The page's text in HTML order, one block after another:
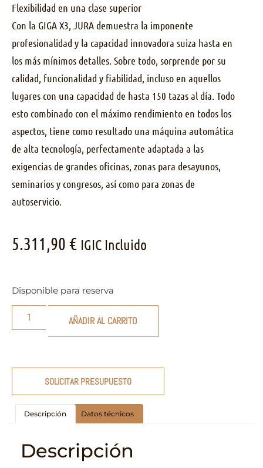
Flexibilidad en una clase superior
Con la GIGA X3, JURA demuestra la imponente
profesionalidad y la capacidad innovadora suiza hasta en
los más mínimos detalles. Sobre todo, sorprende por su
calidad, funcionalidad y fiabilidad, incluso en aquellos
lugares con una capacidad de hasta 150 tazas al día. Todo
esto combinado con el máximo rendimiento en todos los
aspectos, tiene como resultado una máquina automática
de alta tecnología, perfectamente adaptada a las
exigencias de grandes oficinas, zonas para desayunos,
seminarios y congresos, así como para zonas de
autoservicio.
5.311,90€ IGIC Incluido
Disponible para reserva
AÑADIR AL CARRITO
SOLICITAR PRESUPUESTO
Descripción Datos técnicos
Descripción